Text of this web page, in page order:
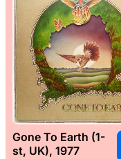
Gone To Earth (1-
st, UK), 1977